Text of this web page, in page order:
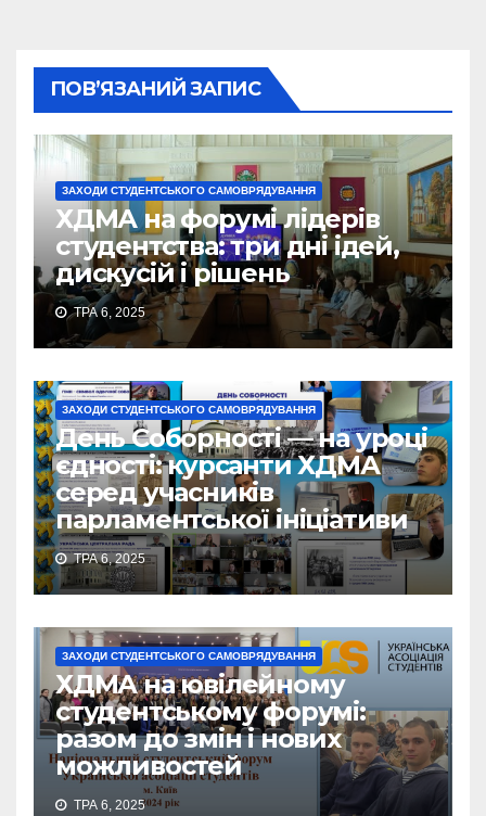
ПОВ’ЯЗАНИЙ ЗАПИС
ЗАХОДИ СТУДЕНТСЬКОГО САМОВРЯДУВАННЯ
ХДМА на форумі лідерів
студентства: три дні ідей,
дискусій і рішень
ТРА 6, 2025
ЗАХОДИ СТУДЕНТСЬКОГО САМОВРЯДУВАННЯ
День Соборності — на уроці
єдності: курсанти ХДМА
серед учасників
парламентської ініціативи
ТРА 6, 2025
ЗАХОДИ СТУДЕНТСЬКОГО САМОВРЯДУВАННЯ
ХДМА на ювілейному
студентському форумі:
разом до змін і нових
можливостей
ТРА 6, 2025